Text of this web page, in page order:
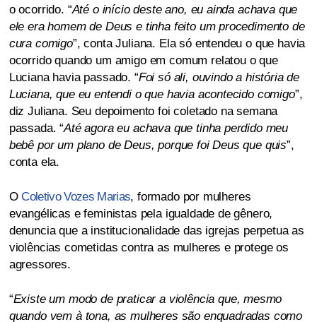
o ocorrido. “Até o início deste ano, eu ainda achava que
ele era homem de Deus e tinha feito um procedimento de
cura comigo”, conta Juliana. Ela só entendeu o que havia
ocorrido quando um amigo em comum relatou o que
Luciana havia passado. “Foi só ali, ouvindo a história de
Luciana, que eu entendi o que havia acontecido comigo”,
diz Juliana. Seu depoimento foi coletado na semana
passada. “Até agora eu achava que tinha perdido meu
bebê por um plano de Deus, porque foi Deus que quis”,
conta ela.
OColetivo Vozes Marias, formado por mulheres
evangélicas e feministas pela igualdade de gênero,
denuncia que a institucionalidade das igrejas perpetua as
violências cometidas contra as mulheres e protege os
agressores.
“Existe um modo de praticar a violência que, mesmo
quando vem à tona, as mulheres são enquadradas como